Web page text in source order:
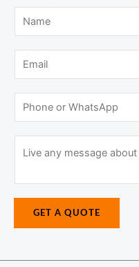
a
m
m
a
h
o
W
s
s
GET A QUOTE